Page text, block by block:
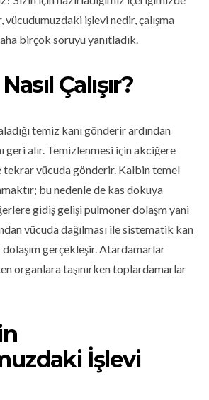
vücudumuzdaki işlevi nedir, çalışma
birçok soruyu yanıtladık.
Çalışır?
temiz kanı gönderir ardından
geri alır. Temizlenmesi için akciğere
tekrar vücuda gönderir. Kalbin temel
bu nedenle de kas dokuya
gidiş gelişi pulmoner dolaşm yani
vücuda dağılması ile sistematik kan
dolaşım gerçekleşir. Atardamarlar
organlara taşınırken toplardamarlar
İşlevi